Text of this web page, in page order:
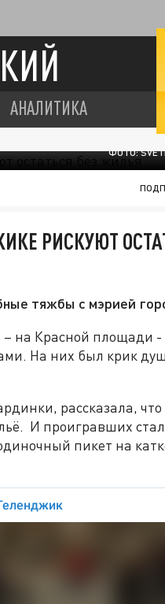
АНАЛИТИКА
ФОТО:
РИСКУЮТ
тяжбы с мэрией
на Красной площади -
На них был крик
рассказала, что
И проигравших
пикет на